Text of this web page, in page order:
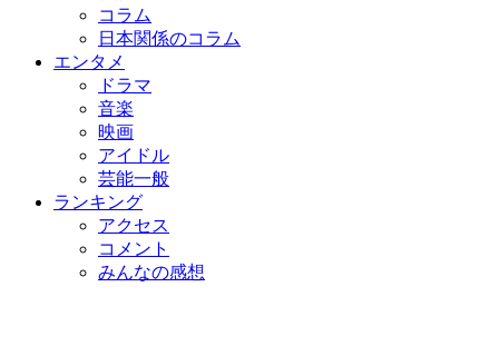
コラム
日本関係のコラム
エンタメ
ドラマ
音楽
映画
アイドル
芸能一般
ランキング
アクセス
コメント
みんなの感想